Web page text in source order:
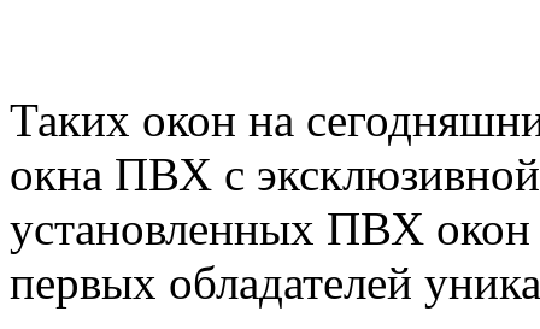
Таких окон на
окна ПВХ с
установленных ПВХ
первых обладателей